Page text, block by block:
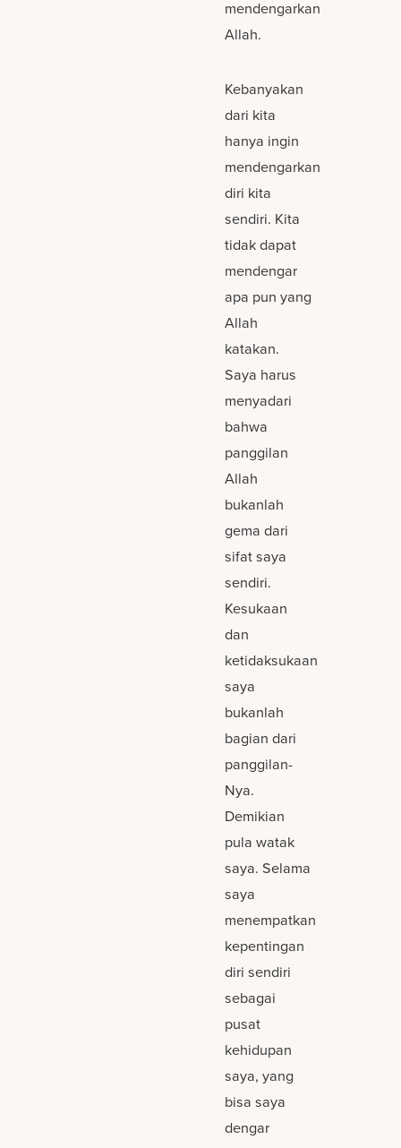
mendengarkan
Allah.
Kebanyakan
dari kita
hanya ingin
mendengarkan
diri kita
sendiri. Kita
tidak dapat
mendengar
apa pun yang
Allah
katakan.
Saya harus
menyadari
bahwa
panggilan
Allah
bukanlah
gema dari
sifat saya
sendiri.
Kesukaan
dan
ketidaksukaan
saya
bukanlah
bagian dari
panggilan-
Nya.
Demikian
pula watak
saya. Selama
saya
menempatkan
kepentingan
diri sendiri
sebagai
pusat
kehidupan
saya, yang
bisa saya
dengar